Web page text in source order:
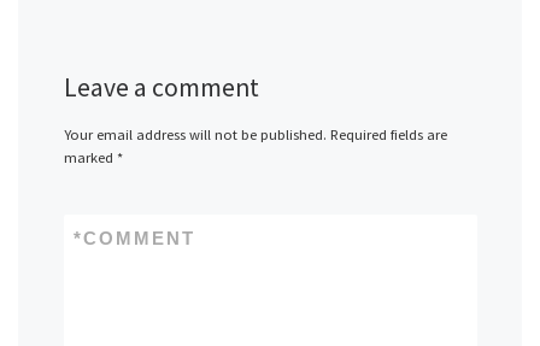
Leave a comment
Your email address will not be published. Required fields are
marked *
COMMENT
*